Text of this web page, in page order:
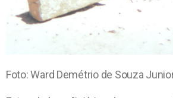
Foto: Ward Demétrio de Souza